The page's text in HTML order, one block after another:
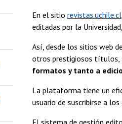
En el sitio revistas.uchile.cl
editadas por la
Así, desde los sitios web
otros prestigiosos títulos,
formatos y tanto a
La plataforma tiene un
usuario de suscribirse a
El sistema de gestión